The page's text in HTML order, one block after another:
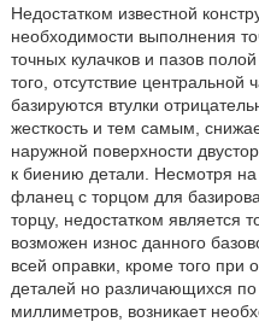
Недостатком известной
необходимости выполнения
точных кулачков и пазов
того, отсутствие центральной
базируются втулки
жесткость и тем самым,
наружной поверхности
к биению детали. Несмотря на
фланец с торцом для
торцу, недостатком является
возможен износ данного
всей оправки, кроме того при
деталей но различающихся по
миллиметров, возникает